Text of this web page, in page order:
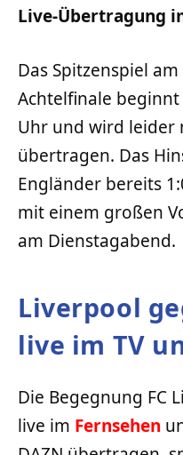
Live-Übertragung
Das Spitzenspiel
Achtelfinale
Uhr und wird leider
übertragen. Das
Engländer bereits
mit einem großen
am Dienstagabend.
Liverpool
live im TV
Die Begegnung FC
live im Fernsehen